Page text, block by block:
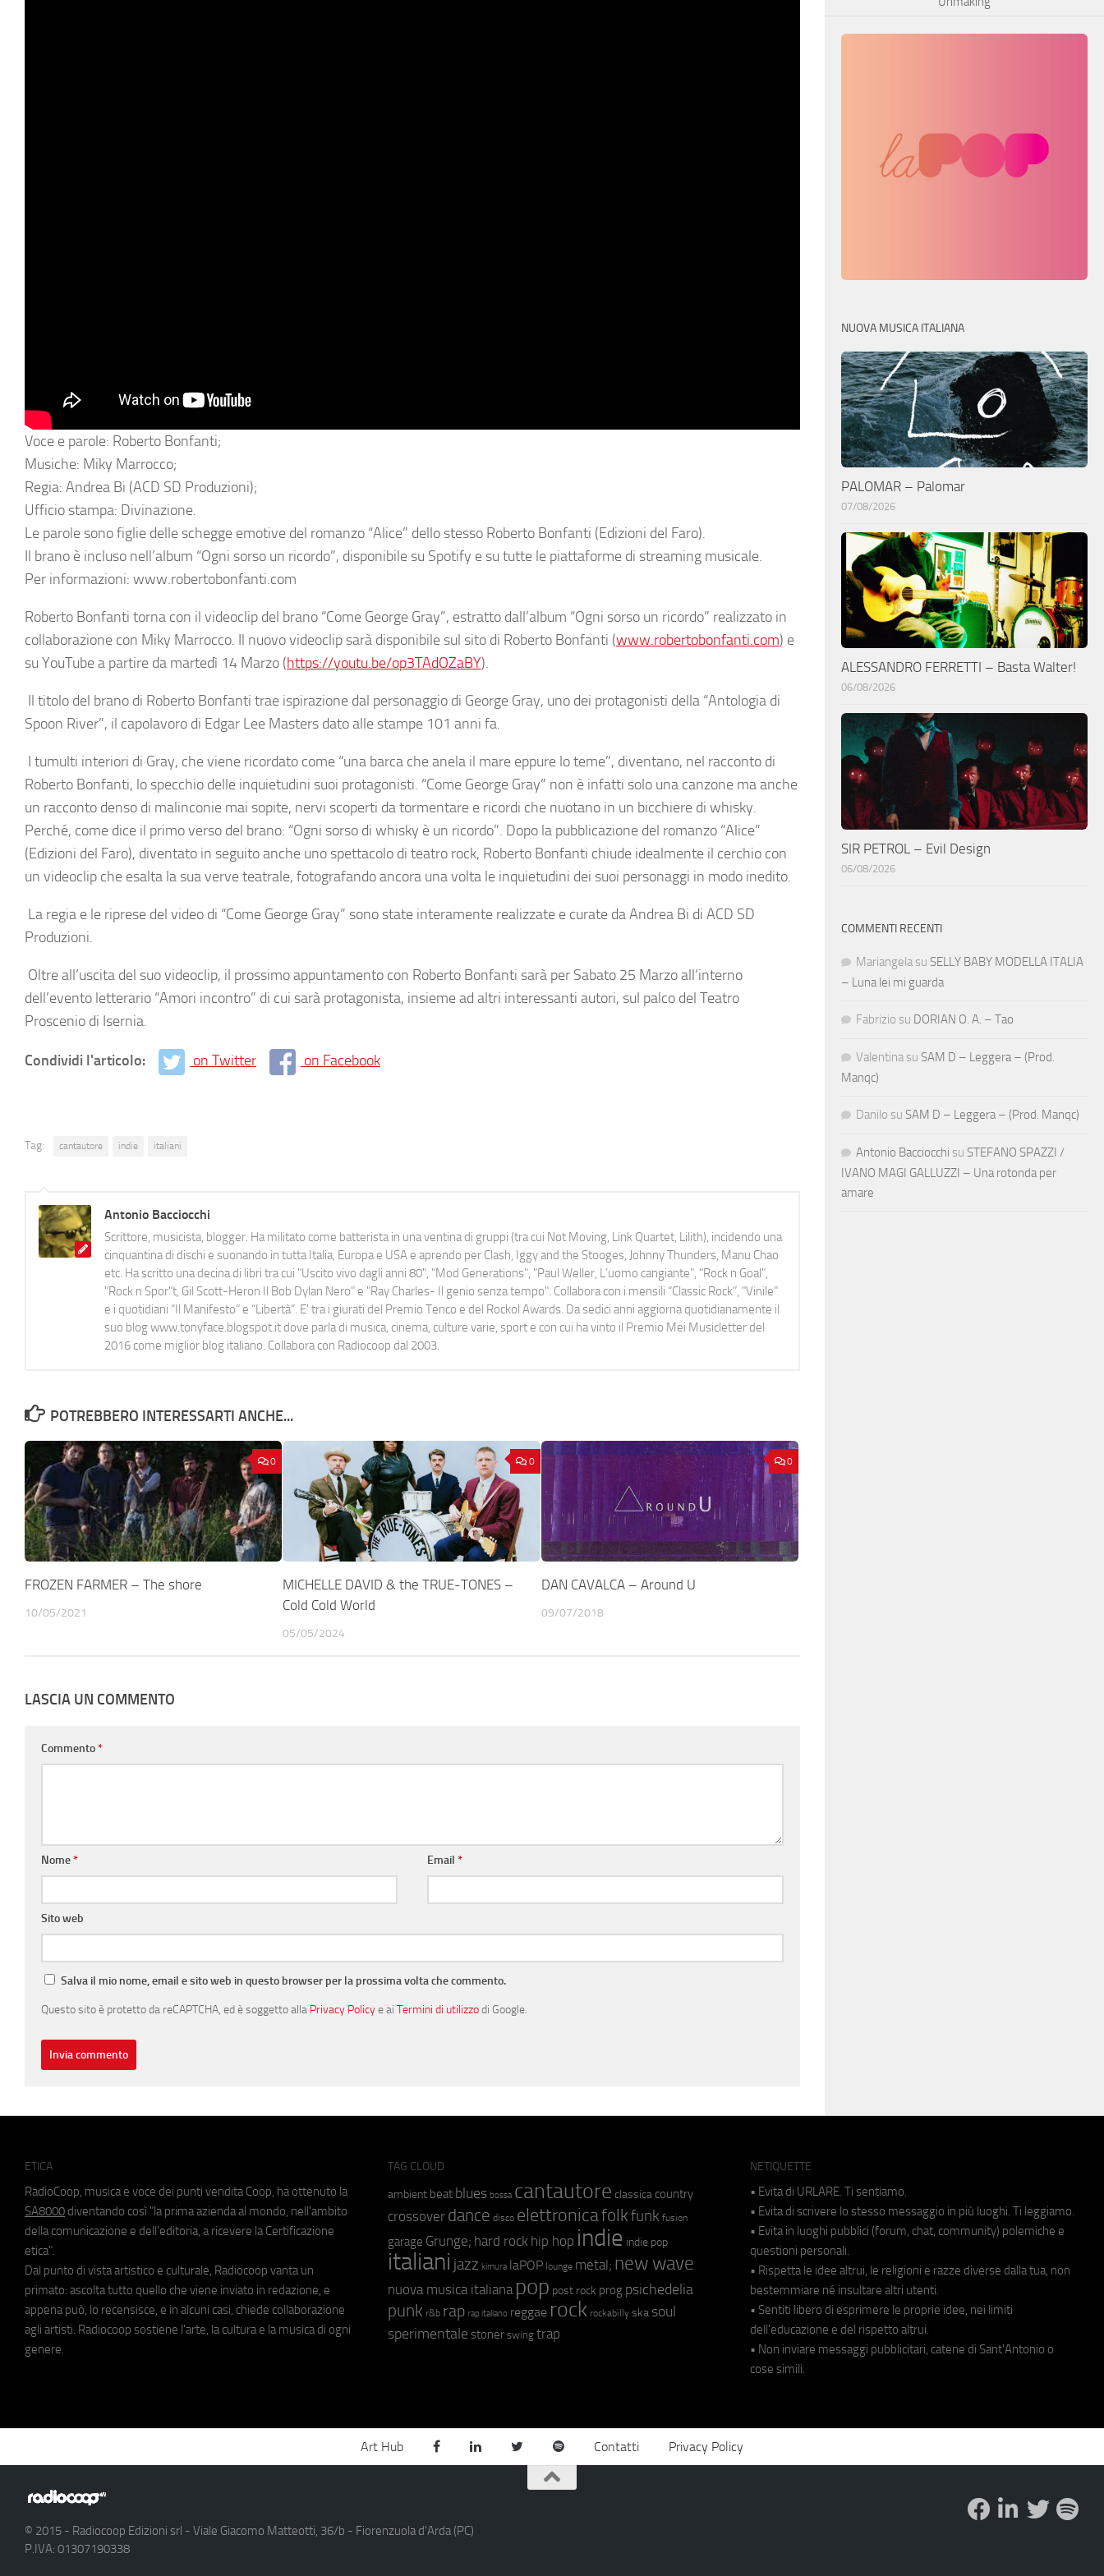
Voce e parole: Roberto Bonfanti;
Musiche: Miky Marrocco;
Regia: Andrea Bi (ACD SD Produzioni);
Ufficio stampa: Divinazione.
Le parole sono figlie delle schegge emotive del romanzo “Alice” dello stesso Roberto Bonfanti (Edizioni del Faro).
Il brano è incluso nell’album “Ogni sorso un ricordo”, disponibile su Spotify e su tutte le piattaforme di streaming musicale.
Per informazioni: www.robertobonfanti.com
Roberto Bonfanti torna con il videoclip del brano “Come George Gray”, estratto dall’album “Ogni sorso un ricordo” realizzato in
collaborazione con Miky Marrocco. Il nuovo videoclip sarà disponibile sul sito di Roberto Bonfanti (www.robertobonfanti.com) e
su YouTube a partire da martedì 14 Marzo (https://youtu.be/op3TAdOZaBY).
Il titolo del brano di Roberto Bonfanti trae ispirazione dal personaggio di George Gray, uno dei protagonisti della “Antologia di
Spoon River”, il capolavoro di Edgar Lee Masters dato alle stampe 101 anni fa.
I tumulti interiori di Gray, che viene ricordato come “una barca che anela il mare eppure lo teme”, diventano, nel racconto di
Roberto Bonfanti, lo specchio delle inquietudini suoi protagonisti. “Come George Gray” non è infatti solo una canzone ma anche
un racconto denso di malinconie mai sopite, nervi scoperti da tormentare e ricordi che nuotano in un bicchiere di whisky.
Perché, come dice il primo verso del brano: “Ogni sorso di whisky è un ricordo”. Dopo la pubblicazione del romanzo “Alice”
(Edizioni del Faro), diventato in seguito anche uno spettacolo di teatro rock, Roberto Bonfanti chiude idealmente il cerchio con
un videoclip che esalta la sua verve teatrale, fotografando ancora una volta le inquietudini dei suoi personaggi in modo inedito.
La regia e le riprese del video di “Come George Gray” sono state interamente realizzate e curate daAndrea Bi di ACD SD
Produzioni.
Oltre all’uscita del suo videoclip, il prossimo appuntamento con Roberto Bonfanti sarà per Sabato 25 Marzo all’interno
dell’evento letterario “Amori incontro” di cui sarà protagonista, insieme ad altri interessanti autori, sul palco del Teatro
Proscenio di Isernia.
Condividi l'articolo: on Twitter on Facebook
Tag: cantautore indie italiani
Antonio Bacciocchi
Scrittore, musicista, blogger. Ha militato come batterista in una ventina di gruppi (tra cui Not Moving, Link Quartet, Lilith), incidendo una
cinquantina di dischi e suonando in tutta Italia, Europa e USA e aprendo per Clash, Iggy and the Stooges, Johnny Thunders, Manu Chao
etc. Ha scritto una decina di libri tra cui "Uscito vivo dagli anni 80", "Mod Generations", "Paul Weller, L’uomo cangiante", "Rock n Goal",
"Rock n Spor"t, Gil Scott-Heron Il Bob Dylan Nero" e "Ray Charles- Il genio senza tempo". Collabora con i mensili “Classic Rock”, "Vinile"
e i quotidiani “Il Manifesto” e “Libertà”. E' tra i giurati del Premio Tenco e del Rockol Awards. Da sedici anni aggiorna quotidianamente il
suo blog www.tonyface.blogspot.it dove parla di musica, cinema, culture varie, sport e con cui ha vinto il Premio Mei Musicletter del
2016 come miglior blog italiano. Collabora con Radiocoop dal 2003.
POTREBBERO INTERESSARTI ANCHE...
0
FROZEN FARMER – The shore
10/05/2021
0
MICHELLE DAVID & the TRUE-TONES –
Cold Cold World
05/05/2024
0
DAN CAVALCA – Around U
09/07/2018
LASCIA UN COMMENTO
Commento*
Nome* Email*
Sito web
Salva il mio nome, email e sito web in questo browser per la prossima volta che commento.
Questo sito è protetto da reCAPTCHA, ed è soggetto alla Privacy Policye ai Termini di utilizzodi Google.
NUOVA MUSICA ITALIANA
PALOMAR – Palomar
07/08/2026
ALESSANDRO FERRETTI – Basta Walter!
06/08/2026
SIR PETROL – Evil Design
06/08/2026
COMMENTI RECENTI
Mariangela su SELLY BABY MODELLA ITALIA
– Luna lei mi guarda
Fabrizio su DORIAN O. A. – Tao
Valentina su SAM D – Leggera – (Prod.
Manqc)
Danilo su SAM D – Leggera – (Prod. Manqc)
Antonio Bacciocchi su STEFANO SPAZZI /
IVANO MAGI GALLUZZI – Una rotonda per
amare
ETICA
RadioCoop, musica e voce dei punti vendita Coop, ha ottenuto la
SA8000 diventando così "la prima azienda al mondo, nell'ambito
della comunicazione e dell'editoria, a ricevere la Certificazione
etica".
Dal punto di vista artistico e culturale, Radiocoop vanta un
primato: ascolta tutto quello che viene inviato in redazione, e
appena può, lo recensisce, e in alcuni casi, chiede collaborazione
agli artisti. Radiocoop sostiene l'arte, la cultura e la musica di ogni
genere.
TAG CLOUD
ambient beat blues bossa cantautore classica country
crossover dance disco elettronicafolkfunk fusion
garage Grunge; hard rock hip hop indie indie pop
italiani jazz kimura laPOP lounge metal; new wave
nuova musica italiana pop post rock prog psichedelia
punk r&b rap rap italiano reggae rock rockabilly ska soul
sperimentale stoner swing trap
NETIQUETTE
• Evita di URLARE. Ti sentiamo.
• Evita di scrivere lo stesso messaggio in più luoghi. Ti leggiamo.
• Evita in luoghi pubblici (forum, chat, community) polemiche e
questioni personali.
• Rispetta le idee altrui, le religioni e razze diverse dalla tua, non
bestemmiare né insultare altri utenti.
• Sentiti libero di esprimere le proprie idee, nei limiti
dell'educazione e del rispetto altrui.
• Non inviare messaggi pubblicitari, catene di Sant'Antonio o
cose simili.
Art Hub Contatti Privacy Policy
© 2015 - Radiocoop Edizioni srl - Viale Giacomo Matteotti, 36/b - Fiorenzuola d'Arda (PC)
P.IVA: 01307190338